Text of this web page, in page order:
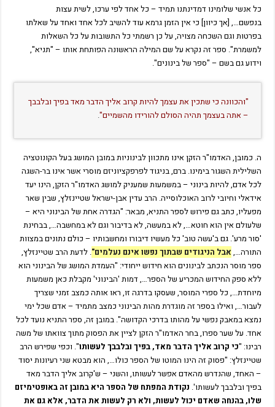
כל אנשי שלומינו דמדינתנו תמיד – כל אחד לפי ערכו, לשית עצות
בנפשם…, [אך כיוון] כי אין הזמן גרמא עוד להשיב לכל אחד ואחד על שאלתו
בפרטות וגם השכחה מצויה, על כן רשמתי כל התשובות על כל השאלות
למשמרת". ספר זה נקרא על שם המילה הראשונה הפותחת אותו – "תניא",
וידוע גם בשם – "ספר של בינונים".
"והכוונה כי שתכין את עצמך להיות קרוב אליך הדבר מאד בפיך ובלבבך
– אתה בעצמך תהיה הסולם להורידו מהשמיים".
ה. כמובן, האדמו"ר הזקן אינו מתכוון לבינוניות במובן המושג בעל הקונוטציה
השלילית השגור בימינו. ברם, בניגוד לפרפקציוניזם מוסרי אשר אינו בר-השגה
לכל אדם, להיות בינוני – במשמעות שמעניק למושג האדמו"ר הזקן, הינו יעד
אידאלי וחיובי לרוב האוכלוסייה. הרב עדין אבן-ישראל שטיינזלץ, שבין שאר
מפעליו, כתב גם פירוש לספר התניא, מבאר: "הגדרה אחת של הבינוני היא –
שלעולם אין הוא חוטא…, לא במעשה, לא בדיבור וגם לא במחשבה…, בבחינת
'סור מרע'. גם ב'עשה טוב' כל מעשיו דיבורו ומחשבותיו – כולם נתונים במצוות
התורה…, אבל הניגודים שבתוך נפשו אינם נעלמים". לדעת הרב שטיינזלץ,
ספר מוסר הנכתב לבינונים הוא חידוש ייחודי: "העמדת המושג של הבינוני הוא
ללא ספק החידוש המכריע של הספר…, דמות 'הבינוני' מקבלת כאן משמעות
מיוחדת…, כל ספרי המוסר, שעסקו בדרגה זו, ראו אותה כמצב זמני שצריך
לעבור…, ואילו בספר זה מוגדרת מהות הבינוני כמצב מתמיד – אדם שכל ימי
נמצא במאבק נפשי על מהותו בדרכי הקדושה". במובן זה, ספר התניא נועד לכל
אחד. על שער ספרו, בחר האדמו"ר הזקן לציין את הפסוק מתוך צוואתו של משה
רבינו: "כי קרוב אליך הדבר מאד, בפיך ובלבבך לעשותו". וכפי שפירש הרב
שטיינזלץ: "פסוק זה הינו המוטו של הספר כולו…, הוא מבטא שני רעיונות יסוד
– האחד, שהנדרש מהאדם אפשר לעשותו, והשני – ש'קרוב אליך הדבר מאד
בפיך ובלבבך לעשותו'. נקודת המפתח של הספר היא במובן זה באופטימיזם
שלו, בהנחה שאדם יכול לעשות, ולא רק לעשות את הדבר, אלא גם את